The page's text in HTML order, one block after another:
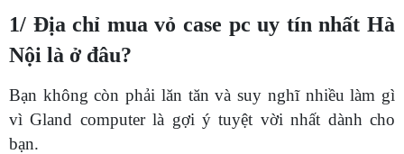
1/ Địa chỉ mua vỏ case pc uy tín nhất Hà
Nội là ở đâu?
Bạn không còn phải lăn tăn và suy nghĩ nhiều làm gì
vì Gland computer là gợi ý tuyệt vời nhất dành cho
bạn.